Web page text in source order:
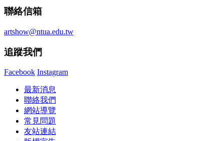
聯絡信箱
artshow@ntua.edu.tw
追蹤我們
Facebook Instagram
最新消息
聯絡我們
網站導覽
常見問題
友站連結